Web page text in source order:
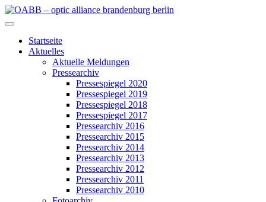
Zum
Inhalt
OABB – optic alliance brandenburg berlin
Startseite
Aktuelles
Aktuelle Meldungen
Pressearchiv
Pressespiegel 2020
Pressespiegel 2019
Pressespiegel 2018
Pressespiegel 2017
Pressearchiv 2016
Pressearchiv 2015
Pressearchiv 2014
Pressearchiv 2013
Pressearchiv 2012
Pressearchiv 2011
Pressearchiv 2010